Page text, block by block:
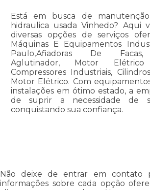
Está em busca de
hidraulica usada Vinhedo? Aqui
diversas opções de serviços
Máquinas E Equipamentos
Paulo,Afiadoras De Facas,
Aglutinador, Motor Elétrico
Compressores Industriais,
Motor Elétrico. Com
instalações em ótimo estado, a
de suprir a necessidade de
conquistando sua confiança.
Não deixe de entrar em contato
informações sobre cada opção